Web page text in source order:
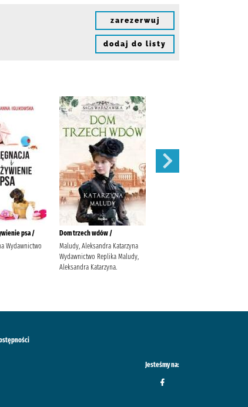
zarezerwuj
dodaj do listy
psa /
Wydawnictwo
Dom trzech wdów /
Maludy, Aleksandra Katarzyna
Wydawnictwo Replika Maludy,
Aleksandra Katarzyna.
Jesteśmy na: